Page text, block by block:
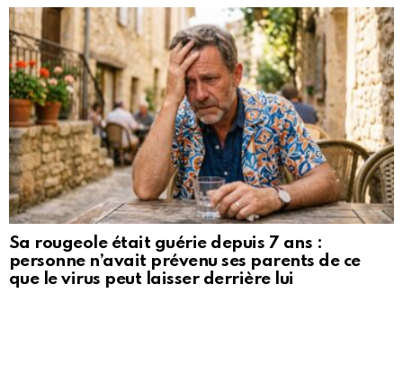
Sa rougeole était guérie depuis 7 ans :
personne n’avait prévenu ses parents de ce
que le virus peut laisser derrière lui